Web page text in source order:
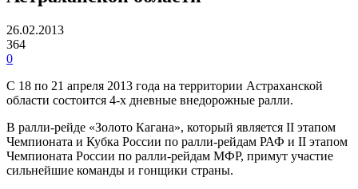
26.02.2013
364
0
С 18 по 21 апреля 2013 года на территории Астраханской
области состоится 4-х дневные внедорожные ралли.
В ралли-рейде «Золото Кагана», который является II этапом
Чемпионата и Кубка России по ралли-рейдам РАФ и II этапом
Чемпионата России по ралли-рейдам МФР, примут участие
сильнейшие команды и гонщики страны.